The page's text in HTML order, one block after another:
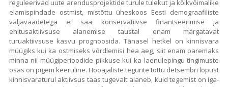
reguleerivad uute arendusprojektide turule tulekut ja kõikvõimalike
elamispindade ostmist, mistõttu üheskoos Eesti demograafiliste
väljavaadetega ei saa konservatiivse finantseerimise ja
ehitusaktiivsuse alanemise taustal enam märgatavat
turuaktiivsuse kasvu prognoosida. Tänasel hetkel on kinnisvara
müügiks kui ka ostmiseks võrdlemisi hea aeg, siit enam paremaks
minna nii müügiperioodide pikkuse kui ka laenulepingu tingimuste
osas on pigem keeruline. Hooajaliste tegurite tõttu detsembri lõpust
kinnisvaraturul aktiivsus taas tugevalt alaneb, kuid tegemist on iga-